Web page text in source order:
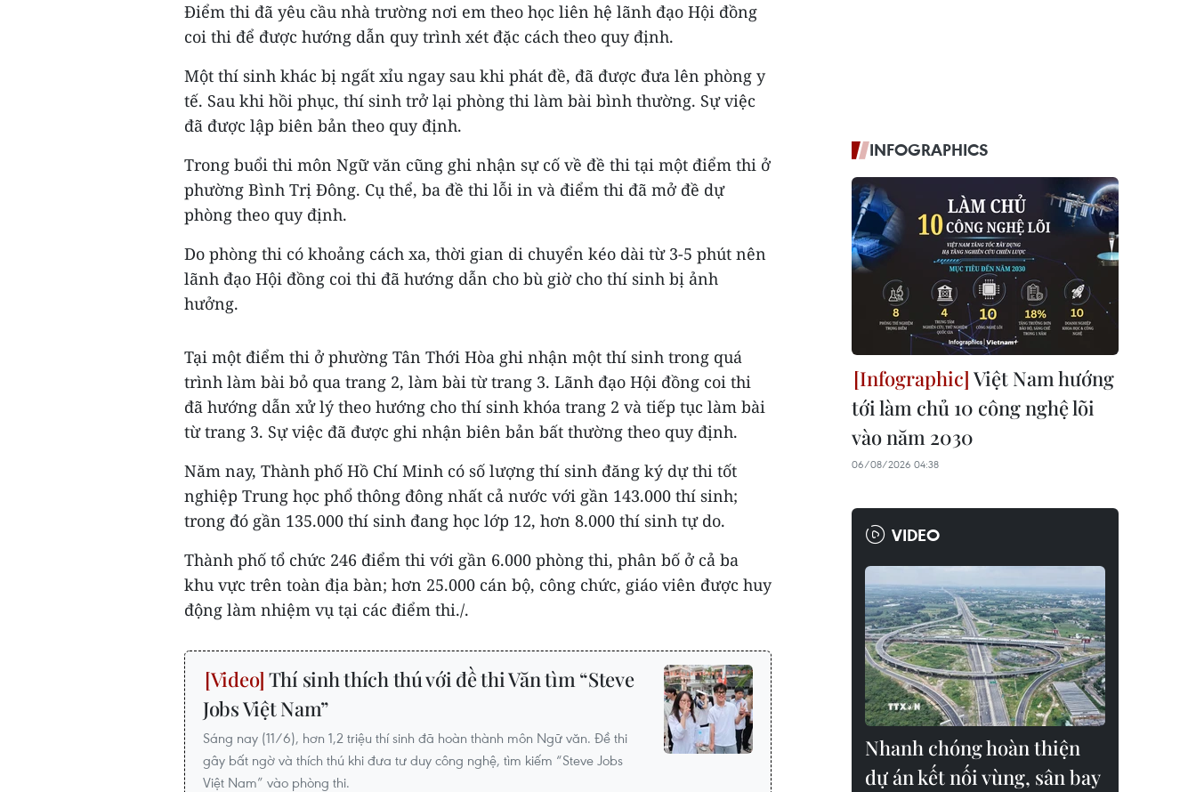
Điểm thi đã yêu cầu nhà trường nơi em theo học liên hệ lãnh đạo Hội đồng
coi thi để được hướng dẫn quy trình xét đặc cách theo quy định.
Một thí sinh khác bị ngất xỉu ngay sau khi phát đề, đã được đưa lên phòng y
tế. Sau khi hồi phục, thí sinh trở lại phòng thi làm bài bình thường. Sự việc
đã được lập biên bản theo quy định.
Trong buổi thi môn Ngữ văn cũng ghi nhận sự cố về đề thi tại một điểm thi ở
phường Bình Trị Đông. Cụ thể, ba đề thi lỗi in và điểm thi đã mở đề dự
phòng theo quy định.
Do phòng thi có khoảng cách xa, thời gian di chuyển kéo dài từ 3-5 phút nên
lãnh đạo Hội đồng coi thi đã hướng dẫn cho bù giờ cho thí sinh bị ảnh
hưởng.
Tại một điểm thi ở phường Tân Thới Hòa ghi nhận một thí sinh trong quá
trình làm bài bỏ qua trang 2, làm bài từ trang 3. Lãnh đạo Hội đồng coi thi
đã hướng dẫn xử lý theo hướng cho thí sinh khóa trang 2 và tiếp tục làm bài
từ trang 3. Sự việc đã được ghi nhận biên bản bất thường theo quy định.
Năm nay, Thành phố Hồ Chí Minh có số lượng thí sinh đăng ký dự thi tốt
nghiệp Trung học phổ thông đông nhất cả nước với gần 143.000 thí sinh;
trong đó gần 135.000 thí sinh đang học lớp 12, hơn 8.000 thí sinh tự do.
Thành phố tổ chức 246 điểm thi với gần 6.000 phòng thi, phân bố ở cả ba
khu vực trên toàn địa bàn; hơn 25.000 cán bộ, công chức, giáo viên được huy
động làm nhiệm vụ tại các điểm thi./.
Thí sinh thích thú với đề thi Văn tìm “Steve
Jobs Việt Nam”
Sáng nay (11/6), hơn 1,2 triệu thí sinh đã hoàn thành môn Ngữ văn. Đề thi
gây bất ngờ và thích thú khi đưa tư duy công nghệ, tìm kiếm “Steve Jobs
Việt Nam” vào phòng thi.
INFOGRAPHICS
Việt Nam hướng
tới làm chủ 10 công nghệ lõi
vào năm 2030
06/08/2026 04:38
VIDEO
Nhanh chóng hoàn thiện
dự án kết nối vùng, sân bay